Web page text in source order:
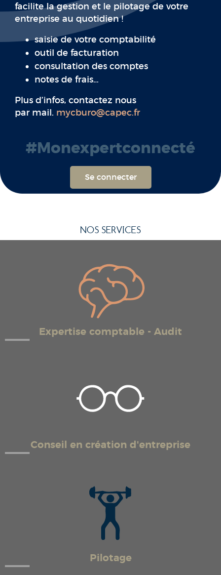
facilite la gestion et le pilotage de votre
entreprise au quotidien !
saisie de votre comptabilité
outil de facturation
consultation des comptes
notes de frais…
Plus d’infos, contactez nous
par mail. mycburo@capec.fr
#Monexpertconnecté​
Se connecter
NOS SERVICES
Expertise comptable - Audit
Conseil en création d'entreprise
Pilotage